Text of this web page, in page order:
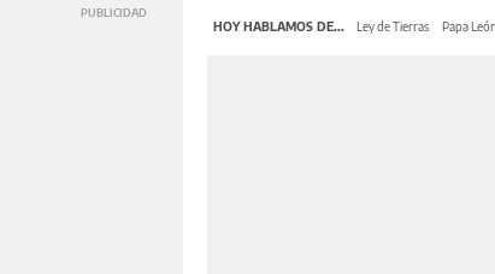
HOY HABLAMOS DE... Ley de Tierras Papa